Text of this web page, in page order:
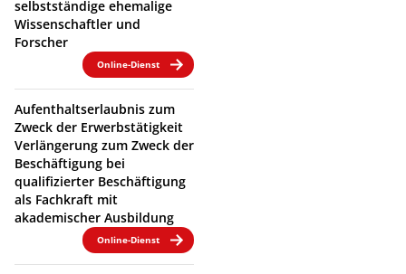
selbstständige ehemalige
Wissenschaftler und
Forscher
Online-Dienst
Aufenthaltserlaubnis zum
Zweck der Erwerbstätigkeit
Verlängerung zum Zweck der
Beschäftigung bei
qualifizierter Beschäftigung
als Fachkraft mit
akademischer Ausbildung
Online-Dienst